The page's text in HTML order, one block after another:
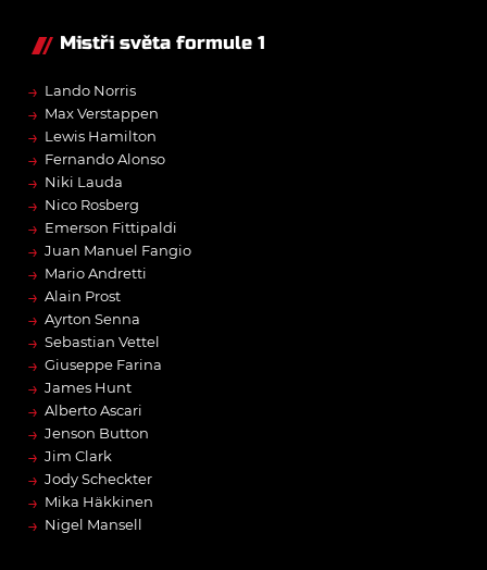
Mistři světa formule 1
→ Lando Norris
→ Max Verstappen
→ Lewis Hamilton
→ Fernando Alonso
→ Niki Lauda
→ Nico Rosberg
→ Emerson Fittipaldi
→ Juan Manuel Fangio
→ Mario Andretti
→ Alain Prost
→ Ayrton Senna
→ Sebastian Vettel
→ Giuseppe Farina
→ James Hunt
→ Alberto Ascari
→ Jenson Button
→ Jim Clark
→ Jody Scheckter
→ Mika Häkkinen
→ Nigel Mansell